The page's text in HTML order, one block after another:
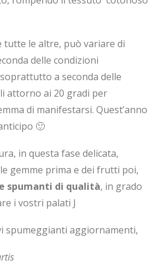
tutte le altre, può variare di
delle condizioni
a seconda delle
attorno ai 20 gradi per
di manifestarsi. Quest’anno
🙂
in questa fase delicata,
gemme prima e dei frutti poi,
spumanti di qualità, in grado
i vostri palati J
spumeggianti aggiornamenti,